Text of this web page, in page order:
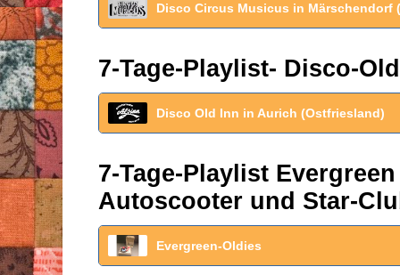
Disco Circus Musicus in Märschendorf
7-Tage-Playlist- Disco-
Disco Old Inn in Aurich (Ostfriesland)
7-Tage-Playlist
Autoscooter und Star-
Evergreen-Oldies